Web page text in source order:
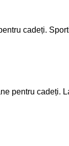
cadeți.
pentru cadeți.